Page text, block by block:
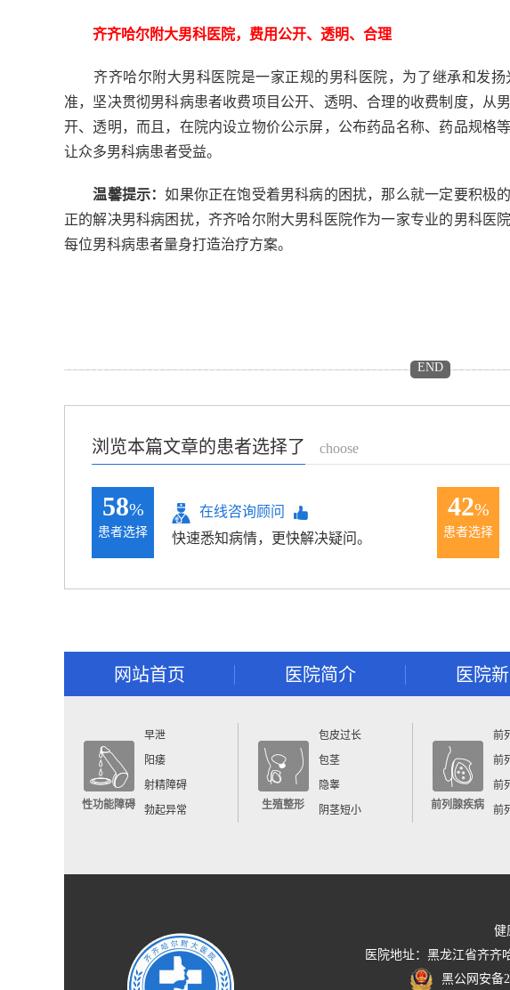
齐齐哈尔附大男科医院，费用公开、透明、合理
齐齐哈尔附大男科医院是一家正规的男科医院，为了继承和发扬
准，坚决贯彻男科病患者收费项目公开、透明、合理的收费制度，从
开、透明，而且，在院内设立物价公示屏，公布药品名称、药品规格
让众多男科病患者受益。
温馨提示：如果你正在饱受着男科病的困扰，那么就一定要积极
正的解决男科病困扰，齐齐哈尔附大男科医院作为一家专业的男科医
每位男科病患者量身打造治疗方案。
END
浏览本篇文章的患者选择了 choose
58%
患者选择
在线咨询顾问
快速悉知病情，更快解决疑问。
42%
患者选择
网站首页 医院简介 医院
性功能障碍
早泄
阳痿
射精障碍
勃起异常
生殖整形
包皮过长
包茎
隐睾
阴茎短小
前列腺疾病
前
前
前
前
健
医院地址：黑龙江省齐齐
黑公网安备